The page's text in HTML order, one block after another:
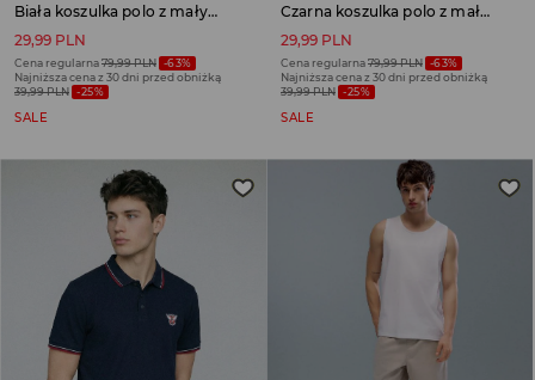
Biała koszulka polo z małym haftem na piersi
29,99 PLN
Cena regularna79,99 PLN -63%
Najniższa cena z 30 dni przed obniżką
39,99 PLN -25%
SALE
Czarna koszulka polo z małym haftem na piersi
29,99 PLN
Cena regularna79,99 PLN -63%
Najniższa cena z 30 dni przed obniżką
39,99 PLN -25%
SALE